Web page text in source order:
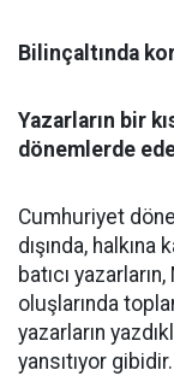
Bilinçaltında
Yazarların bir
dönemlerde
Cumhuriyet
dışında,
batıcı
oluşlarında
yazarların
yansıtıyor